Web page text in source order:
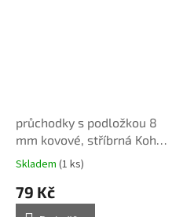
průchodky s podložkou 8
mm kovové, stříbrná Koh-
i-Noor, 20 ks
Skladem (1 ks)
79 Kč